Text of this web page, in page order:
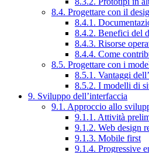
8.4. Progettare con il
8.4.1.
8.4.2. Benefici del
8.4.3. Risorse
8.4.4. Come
8.5. Progettare con i
8.5.1. Vantaggi
8.5.2. I modelli di
9. Sviluppo dell’interfaccia
9.1. Approccio allo
9.1.1. Attività
9.1.2. Web design
9.1.3. Mobile first
9.1.4. Progressive